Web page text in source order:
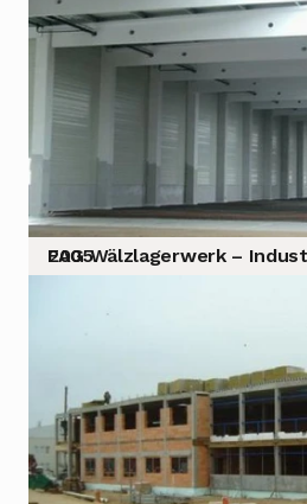
FAG Wälzlagerwerk – Industriepark Debrecen – 2005